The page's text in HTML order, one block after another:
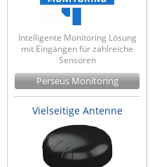
Intelligente Monitoring Lösung
mit Eingängen für zahlreiche
Sensoren
Perseus Monitoring
Vielseitige Antenne